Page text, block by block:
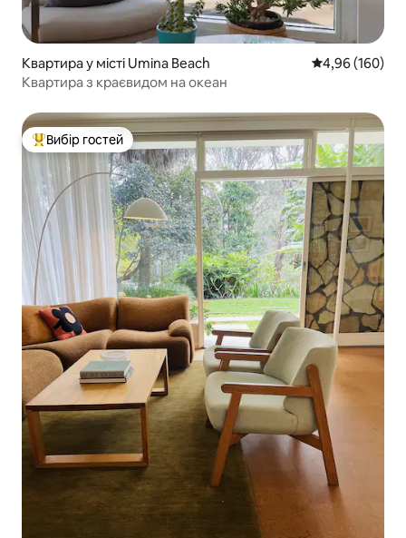
Квартира у місті Umina Beach Середня
4,96 (160)
Квартира з краєвидом на океан
Топ вибір гостей
Вибір гостей